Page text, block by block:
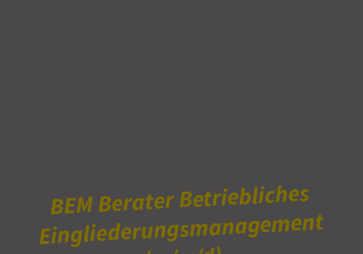
BEM Berater Betriebliches
Eingliederungsmanagement